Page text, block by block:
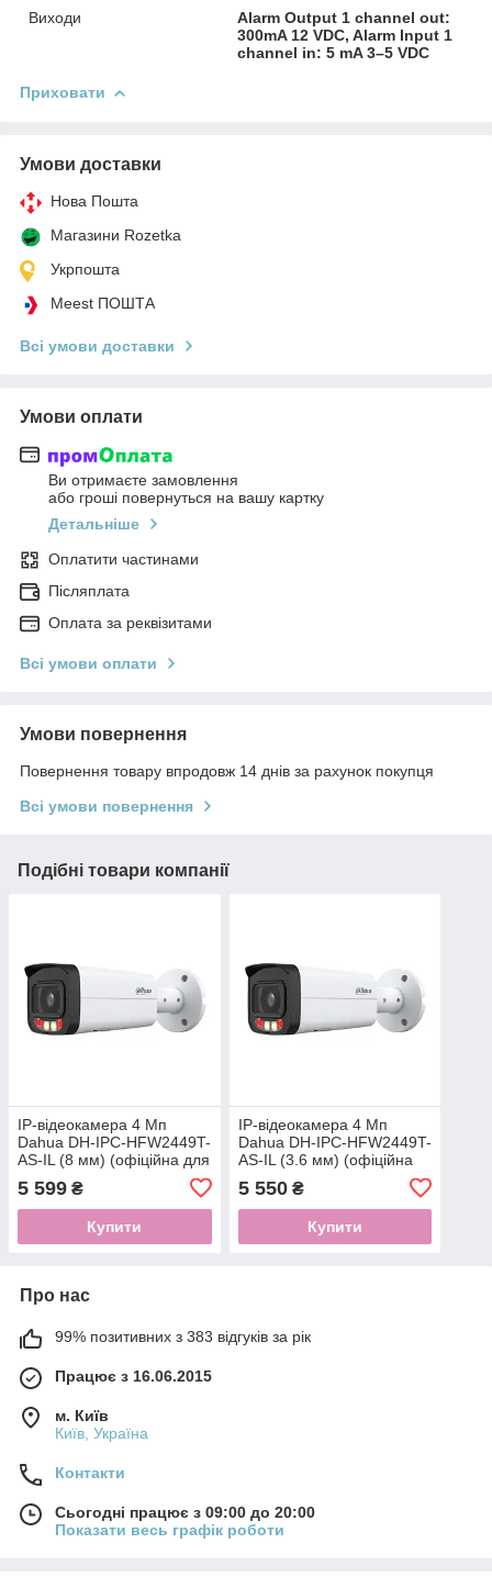
Виходи
Alarm Output 1 channel out:
300mA 12 VDC, Alarm Input 1
channel in: 5 mA 3–5 VDC
Приховати
Умови доставки
Нова Пошта
Магазини Rozetka
Укрпошта
Meest ПОШТА
Всі умови доставки
Умови оплати
Ви отримаєте замовлення
або гроші повернуться на вашу картку
Детальніше
Оплатити частинами
Післяплата
Оплата за реквізитами
Всі умови оплати
Умови повернення
Повернення товару впродовж 14 днів за рахунок покупця
Всі умови повернення
Подібні товари компанії
IP-відеокамера 4 Мп
Dahua DH-IPC-HFW2449T-
AS-IL (8 мм) (офіційна для
5 599 ₴
Купити
IP-відеокамера 4 Мп
Dahua DH-IPC-HFW2449T-
AS-IL (3.6 мм) (офіційна
5 550₴
Купити
Про нас
99% позитивних з 383 відгуків за рік
Працює з 16.06.2015
м. Київ
Київ, Україна
Контакти
Сьогодні працює з 09:00 до 20:00
Показати весь графік роботи